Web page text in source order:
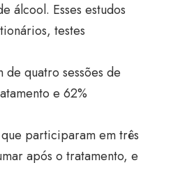
álcool. Esses estudos
testes
quatro sessões de
e 62%
participaram em três
após o tratamento, e